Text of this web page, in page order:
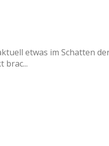
etwas im Schatten
brac...